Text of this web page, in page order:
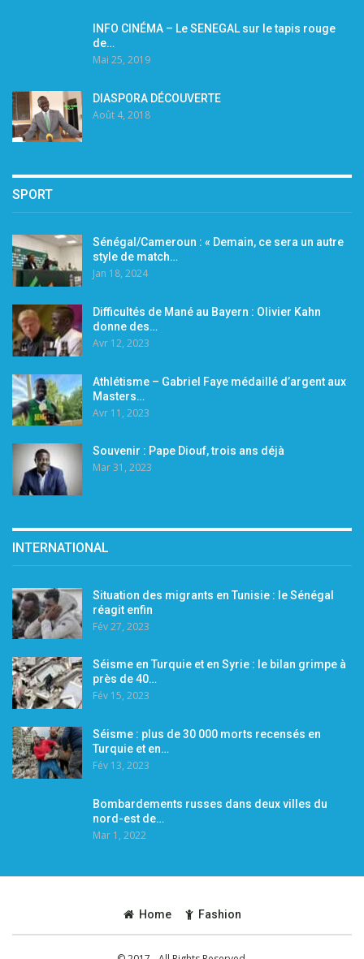
INFO CINÉMA – Le SENEGAL sur le tapis rouge
de…
Mai 25, 2019
DIASPORA DÉCOUVERTE
Août 4, 2018
SPORT
Sénégal/Cameroun : « Demain, ce sera un autre
style de match…
Jan 18, 2024
Difficultés de Mané au Bayern : Olivier Kahn
donne des…
Avr 12, 2023
Athlétisme – Gabriel Faye médaillé d’argent aux
Masters…
Avr 11, 2023
Souvenir : Pape Diouf, trois ans déjà
Mar 31, 2023
INTERNATIONAL
Situation des migrants en Tunisie : le Sénégal
réagit enfin
Fév 27, 2023
Séisme en Turquie et en Syrie : le bilan grimpe à
près de 40…
Fév 15, 2023
Séisme : plus de 30 000 morts recensés en
Turquie et en…
Fév 13, 2023
Bombardements russes dans deux villes du
nord-est de…
Mar 1, 2022
Home Fashion